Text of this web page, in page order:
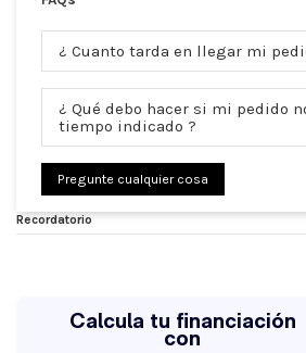
¿ Cuanto tarda en llegar mi
¿ Qué debo hacer si mi pedido
tiempo indicado ?
Pregunte cualquier cosa
Recordatorio